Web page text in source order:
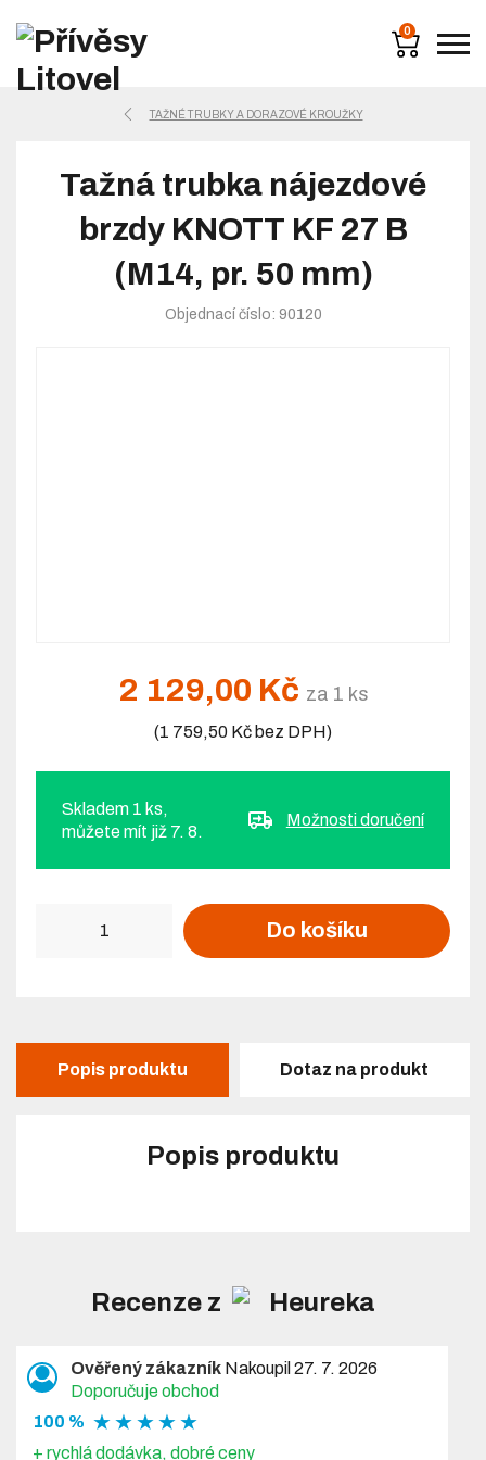
0
TAŽNÉ TRUBKY A DORAZOVÉ KROUŽKY
Tažná trubka nájezdové
brzdy KNOTT KF 27 B
(M14, pr. 50 mm)
Objednací číslo: 90120
2 129,00 Kč za 1 ks
(1 759,50 Kč bez DPH)
Skladem 1 ks,
můžete mít již 7. 8.
Možnosti doručení
Do košíku
Popis produktu Dotaz na produkt
Popis produktu
Recenze z
Ověřený zákazník Nakoupil 27. 7. 2026
Doporučuje obchod
100 % ★ ★ ★ ★ ★
+ rychlá dodávka, dobré ceny